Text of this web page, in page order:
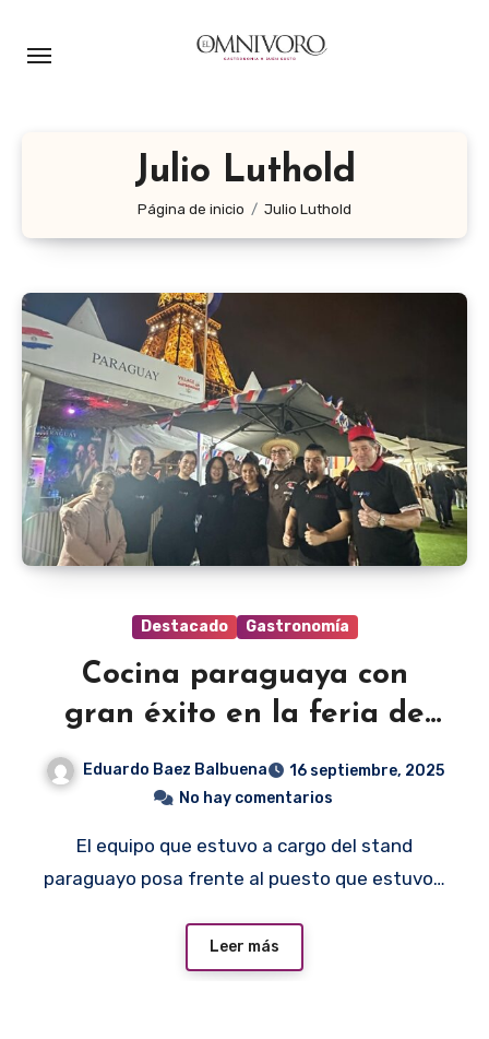
Julio Luthold
Página de inicio Julio Luthold
Destacado Gastronomía
Cocina paraguaya con
gran éxito en la feria de
Eduardo Baez Balbuena
16 septiembre, 2025
No hay comentarios
El equipo que estuvo a cargo del stand
paraguayo posa frente al puesto que estuvo…
Leer más